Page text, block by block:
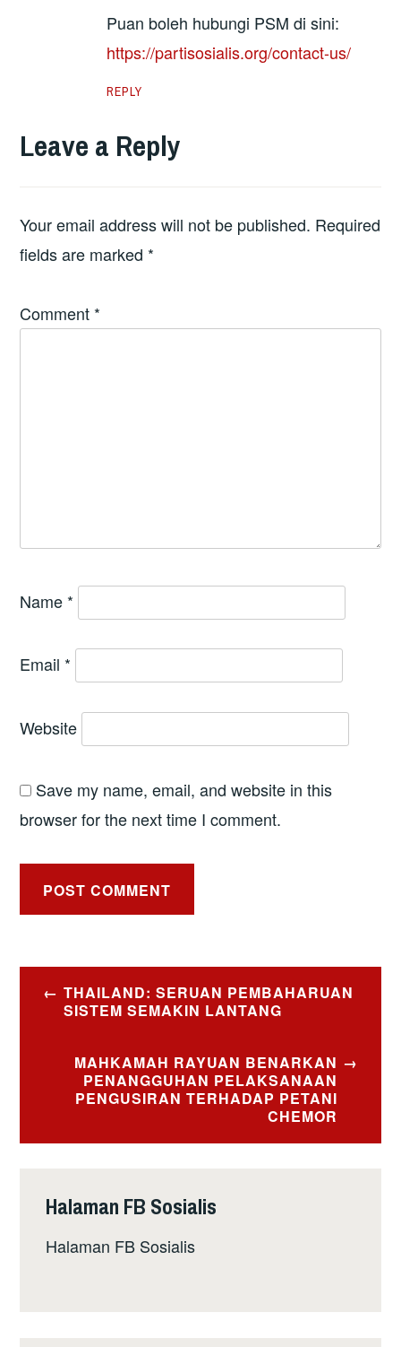
Puan boleh hubungi PSM di sini:
https://partisosialis.org/contact-us/
REPLY
Leave a Reply
Your email address will not be published. Required
fields are marked *
Comment *
Name *
Email *
Website
Save my name, email, and website in this
browser for the next time I comment.
Post
navigation
THAILAND: SERUAN PEMBAHARUAN
SISTEM SEMAKIN LANTANG
MAHKAMAH RAYUAN BENARKAN
PENANGGUHAN PELAKSANAAN
PENGUSIRAN TERHADAP PETANI
CHEMOR
Halaman FB Sosialis
Halaman FB Sosialis